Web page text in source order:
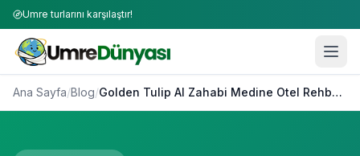
Umre turlarını karşılaştır!
Ana Sayfa/Blog/ Golden Tulip Al Zahabi Medine Otel Rehberi 2026: Kaliteli Orta Segment